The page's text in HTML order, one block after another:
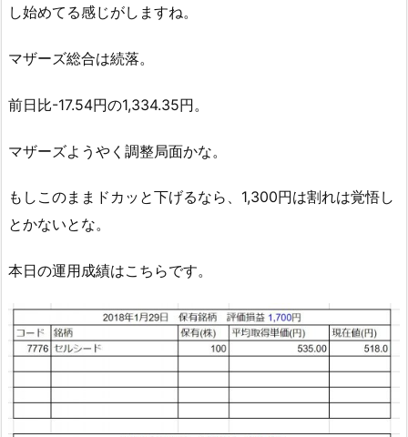
し始めてる感じがしますね。
マザーズ総合は続落。
前日比-17.54円の1,334.35円。
マザーズようやく調整局面かな。
もしこのままドカッと下げるなら、1,300円は割れは覚悟し
とかないとな。
本日の運用成績はこちらです。